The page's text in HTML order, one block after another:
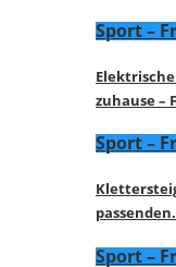
Sport –
zuhause –
Sport –
Sport –